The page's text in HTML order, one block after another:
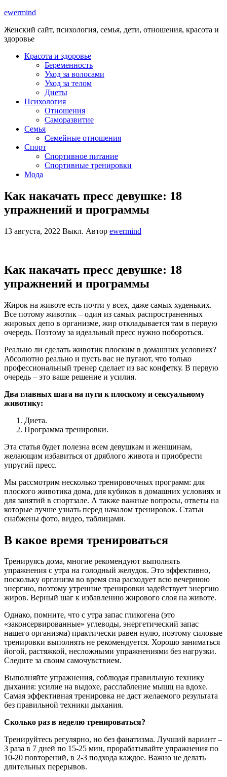
ewermind
Женский сайт, психология, семья, дети, отношения, красота и
здоровье
Красота и здоровье
Беременность
Уход за волосами
Уход за телом
Диеты
Психология
Отношения
Саморазвитие
Семья
Семейные отношения
Спорт
Спортивное питание
Спортивные тренировки
Мода
Как накачать пресс девушке: 18
упражнений и программы
13 августа, 2022 Выкл. Автор ewermind
Как накачать пресс девушке: 18
упражнений и программы
Жирок на животе есть почти у всех, даже самых худеньких.
Все потому животик – один из самых распространенных
жировых депо в организме, жир откладывается там в первую
очередь. Поэтому за идеальный пресс нужно побороться.
Реально ли сделать животик плоским в домашних условиях?
Абсолютно реально и пусть вас не пугают, что только
профессиональный тренер сделает из вас конфетку. В первую
очередь – это ваше решение и усилия.
Два главных шага на пути к плоскому и сексуальному
животику:
Диета.
Программа тренировки.
Эта статья будет полезна всем девушкам и женщинам,
желающим избавиться от дряблого живота и приобрести
упругий пресс.
Мы рассмотрим несколько тренировочных программ: для
плоского животика дома, для кубиков в домашних условиях и
для занятий в спортзале. А также важные вопросы, ответы на
которые лучше узнать перед началом тренировок. Статьи
снабжены фото, видео, таблицами.
В какое время тренироваться
Тренируясь дома, многие рекомендуют выполнять
упражнения с утра на голодный желудок. Это эффективно,
поскольку организм во время сна расходует всю вечернюю
энергию, поэтому утренние тренировки задействует энергию
жиров. Верный шаг к избавлению жирового слоя на животе.
Однако, помните, что с утра запас гликогена (это
«законсервированные» углеводы, энергетический запас
нашего организма) практически равен нулю, поэтому силовые
тренировки выполнять не рекомендуется. Хорошо заниматься
йогой, растяжкой, несложными упражнениями без нагрузки.
Следите за своим самочувствием.
Выполняйте упражнения, соблюдая правильную технику
дыхания: усилие на выдохе, расслабление мышц на вдохе.
Самая эффективная тренировка не даст желаемого результата
без правильной техники дыхания.
Сколько раз в неделю тренироваться?
Тренируйтесь регулярно, но без фанатизма. Лучший вариант –
3 раза в 7 дней по 15-25 мин, прорабатывайте упражнения по
10-20 повторений, в 2-3 подхода каждое. Важно не делать
длительных перерывов.